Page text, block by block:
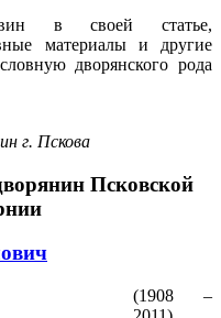
в своей статье,
материалы и другие
дворянского рода
г. Пскова
Псковской
(1908 –